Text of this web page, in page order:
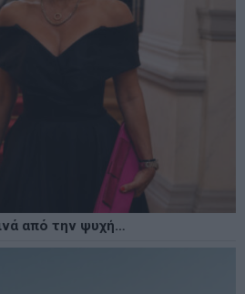
από την ψυχή…